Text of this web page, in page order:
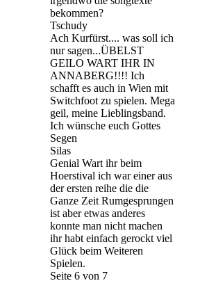
bekommen?
Tschudy
Ach Kurfürst.... was soll ich
nur sagen...ÜBELST
GEILO WART IHR IN
ANNABERG!!!! Ich
schafft es auch in Wien mit
Switchfoot zu spielen. Mega
geil, meine Lieblingsband.
Ich wünsche euch Gottes
Segen
Silas
Genial Wart ihr beim
Hoerstival ich war einer aus
der ersten reihe die die
Ganze Zeit Rumgesprungen
ist aber etwas anderes
konnte man nicht machen
ihr habt einfach gerockt viel
Glück beim Weiteren
Spielen.
Seite 6 von 7